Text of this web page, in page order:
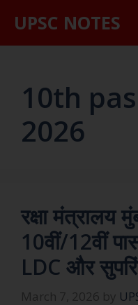
UPSC NOTES
10th
2026
रक्षा मंत्रालय
10वीं/12वीं
LDC और
March 7, 2026 by